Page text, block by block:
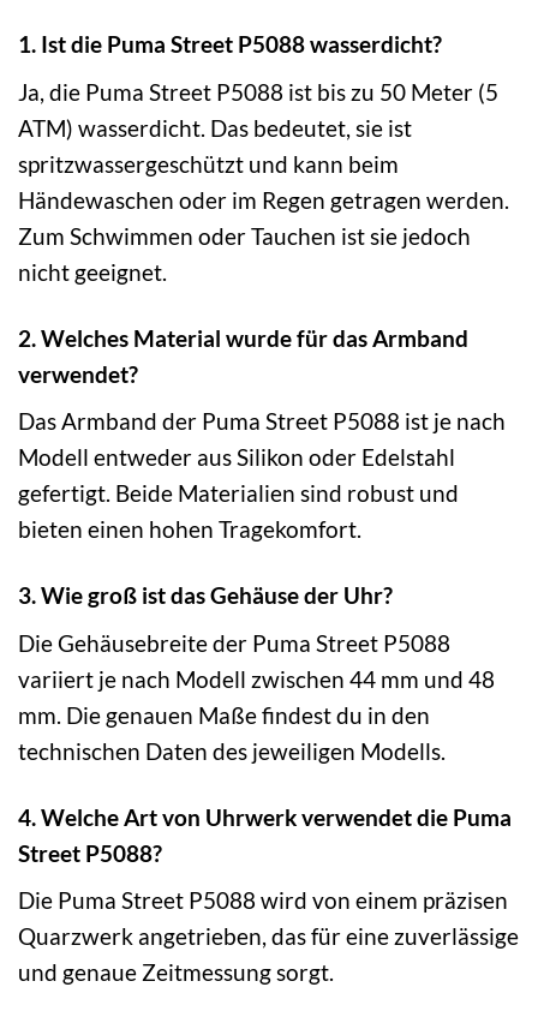
1. Ist die Puma Street P5088 wasserdicht?
Ja, die Puma Street P5088 ist bis zu 50 Meter (5
ATM) wasserdicht. Das bedeutet, sie ist
spritzwassergeschützt und kann beim
Händewaschen oder im Regen getragen werden.
Zum Schwimmen oder Tauchen ist sie jedoch
nicht geeignet.
2. Welches Material wurde für das Armband
verwendet?
Das Armband der Puma Street P5088 ist je nach
Modell entweder aus Silikon oder Edelstahl
gefertigt. Beide Materialien sind robust und
bieten einen hohen Tragekomfort.
3. Wie groß ist das Gehäuse der Uhr?
Die Gehäusebreite der Puma Street P5088
variiert je nach Modell zwischen 44 mm und 48
mm. Die genauen Maße findest du in den
technischen Daten des jeweiligen Modells.
4. Welche Art von Uhrwerk verwendet die Puma
Street P5088?
Die Puma Street P5088 wird von einem präzisen
Quarzwerk angetrieben, das für eine zuverlässige
und genaue Zeitmessung sorgt.